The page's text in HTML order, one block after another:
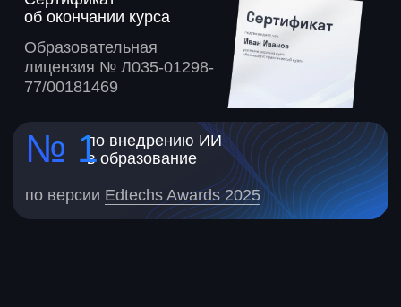
Платите дизайнерам за то,
что можно сделать
самостоятельно за 5 минут
уже делают это сами за пару
минут.
Чувствуете, что
Коллеги уже используют
ИИ в работе, компании
и команды
а вы всё откладываете.